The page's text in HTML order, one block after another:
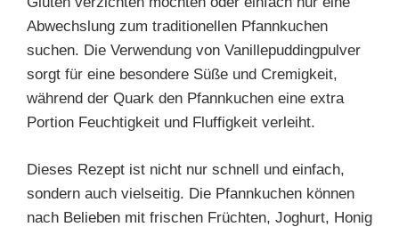
Abwechslung zum traditionellen Pfannkuchen
suchen. Die Verwendung von Vanillepuddingpulver
sorgt für eine besondere Süße und Cremigkeit,
während der Quark den Pfannkuchen eine extra
Portion Feuchtigkeit und Fluffigkeit verleiht.
Dieses Rezept ist nicht nur schnell und einfach,
sondern auch vielseitig. Die Pfannkuchen können
nach Belieben mit frischen Früchten, Joghurt, Honig